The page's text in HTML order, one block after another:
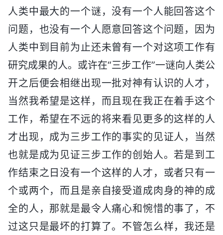
人类中最大的一个谜，没有一个人能回答这个
问题，也没有一个人愿意回答这个问题，因为
人类中到目前为止还未曾有一个对这项工作有
研究成果的人。或许在“三步工作”一谜向人类公
开之后便会相继出现一批对神有认识的人才，
当然我希望是这样，而且现在我正在着手这个
工作，希望在不远的将来看见更多的这样的人
才出现，成为三步工作的事实的见证人，当然
也就是成为见证三步工作的创始人。若是到工
作结束之日没有一个这样的人才，或者只有一
个或两个，而且是亲自接受道成肉身的神的成
全的人，那就是最令人痛心和惋惜的事了，不
过这只是最坏的打算了。不管怎么样，我还是